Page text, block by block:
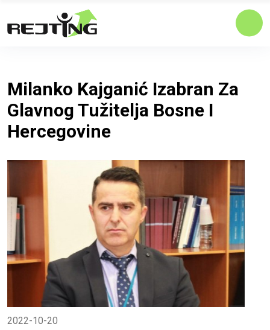
Milanko Kajganić Izabran Za
Glavnog Tužitelja Bosne I
Hercegovine
2022-10-20